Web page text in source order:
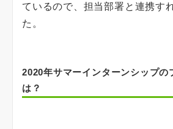
ているので、担当部署と連携す
た。
2020年サマーインターンシップの
は？